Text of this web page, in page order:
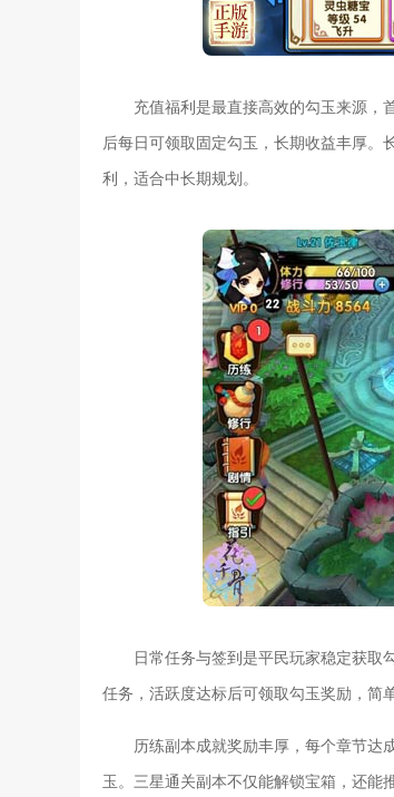
充值福利是最直接高效的勾玉来源，
后每日可领取固定勾玉，长期收益丰厚。
利，适合中长期规划。
日常任务与签到是平民玩家稳定获取
任务，活跃度达标后可领取勾玉奖励，简
历练副本成就奖励丰厚，每个章节达
玉。三星通关副本不仅能解锁宝箱，还能